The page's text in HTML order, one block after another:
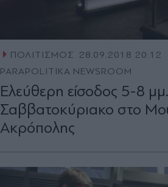
ΠΟΛΙΤΙΣΜΟΣ
28.09.2018 20:12
PARAPOLITIKA NEWSROOM
Ελεύθερη είσοδος 5-8
Σαββατοκύριακο στο
Ακρόπολης